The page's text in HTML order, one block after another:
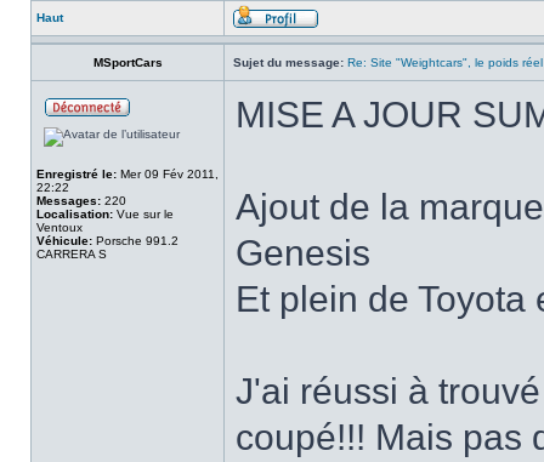
Haut
MSportCars Sujet du message: Re: Site "Weightcars", le poids
Enregistré le: Mer 09 Fév 2011,
22:22
Messages: 220
Localisation: Vue sur le
Ventoux
Véhicule: Porsche 991.2
CARRERA S
MISE A JOUR
Ajout de la
Genesis
Et plein de Toyota
J'ai réussi à
coupé!!! Mais pas